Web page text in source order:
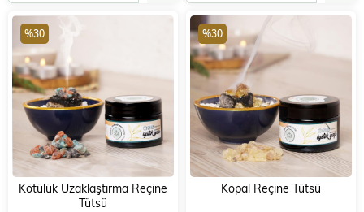
Kötülük Uzaklaştırma Reçine
Tütsü
%30
Kopal Reçine Tütsü
%30